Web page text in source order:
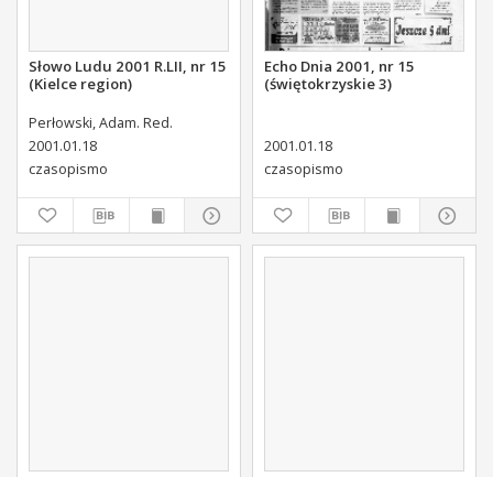
Słowo Ludu 2001 R.LII, nr 15
(Kielce region)
Perłowski, Adam. Red.
2001.01.18
czasopismo
Echo Dnia 2001, nr 15
(świętokrzyskie 3)
2001.01.18
czasopismo